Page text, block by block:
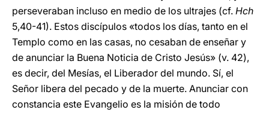
perseveraban incluso en medio de los ultrajes (cf. Hch
5,40-41). Estos discípulos «todos los días, tanto en el
Templo como en las casas, no cesaban de enseñar y
de anunciar la Buena Noticia de Cristo Jesús» (v. 42),
es decir, del Mesías, el Liberador del mundo. Sí, el
Señor libera del pecado y de la muerte. Anunciar con
constancia este Evangelio es la misión de todo